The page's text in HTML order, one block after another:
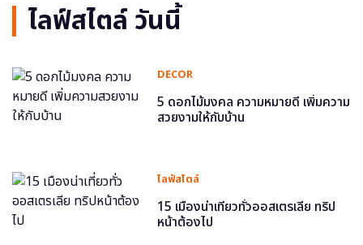
ไลฟ์สไตล์ วันนี้
DECOR
5 ดอกไม้มงคล ความหมายดี เพิ่มความ
สวยงามให้กับบ้าน
ไลฟ์สไตล์
15 เมืองน่าเที่ยวทั่วออสเตรเลีย ทริป
หน้าต้องไป